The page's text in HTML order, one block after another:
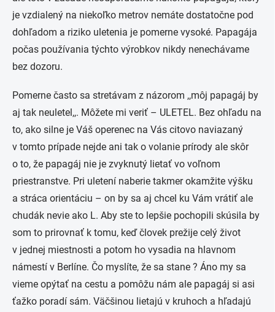
je vzdialený na niekoľko metrov nemáte dostatočne pod
dohľadom a riziko uletenia je pomerne vysoké. Papagája
počas používania týchto výrobkov nikdy nenechávame
bez dozoru.
Pomerne často sa stretávam z názorom ,,môj papagáj by
aj tak neuletel,,. Môžete mi veriť – ULETEL. Bez ohľadu na
to, ako silne je Váš operenec na Vás citovo naviazaný
v tomto prípade nejde ani tak o volanie prírody ale skôr
o to, že papagáj nie je zvyknutý lietať vo voľnom
priestranstve. Pri uletení naberie takmer okamžite výšku
a stráca orientáciu – on by sa aj chcel ku Vám vrátiť ale
chudák nevie ako L. Aby ste to lepšie pochopili skúsila by
som to prirovnať k tomu, keď človek prežije celý život
v jednej miestnosti a potom ho vysadia na hlavnom
námestí v Berlíne. Čo myslíte, že sa stane ? Áno my sa
vieme opýtať na cestu a pomôžu nám ale papagáj si asi
ťažko poradí sám. Väčšinou lietajú v kruhoch a hľadajú